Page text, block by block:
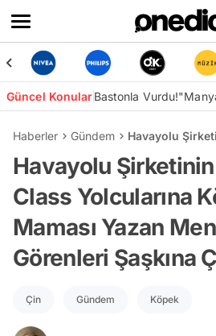
Güncel KonularBastonla Vurdu!
Haberler Gündem Havayolu
Havayolu
Class Yolcularına
Maması Yazan
Görenleri Şaşkına
Çin Gündem Köpek